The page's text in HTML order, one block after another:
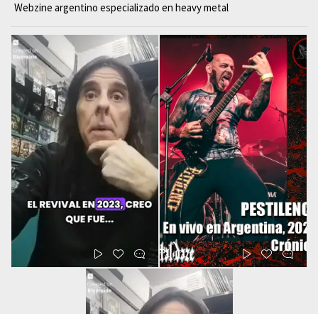
Webzine argentino especializado en heavy metal